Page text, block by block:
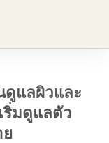
ดูแลผิวและ
ริ่มดูแลตัว
ย